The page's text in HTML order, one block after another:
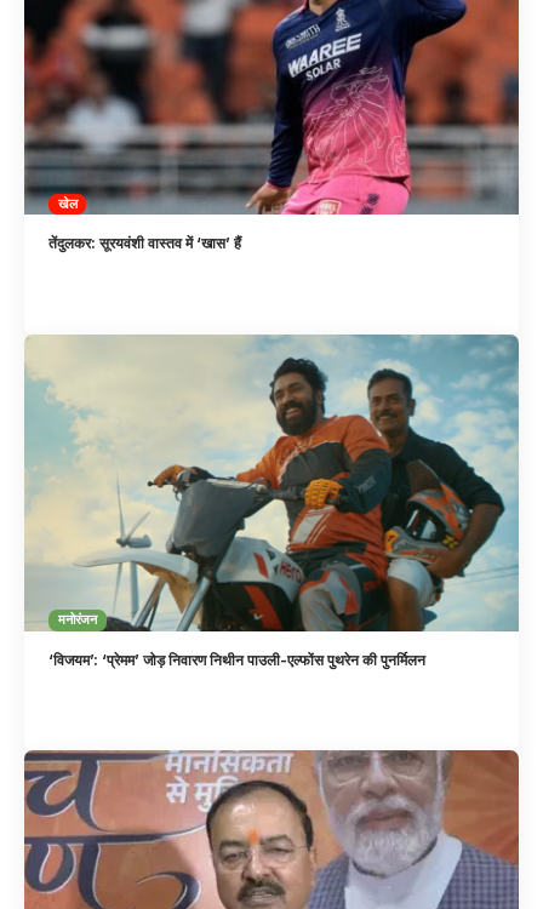
खेल
तेंदुलकर: सूरयवंशी वास्तव में ‘खास’ हैं
मनोरंजन
‘विजयम’: ‘प्रेमम’ जोड़ निवारण निथीन पाउली-एल्फोंस पुथरेन की पुनर्मिलन